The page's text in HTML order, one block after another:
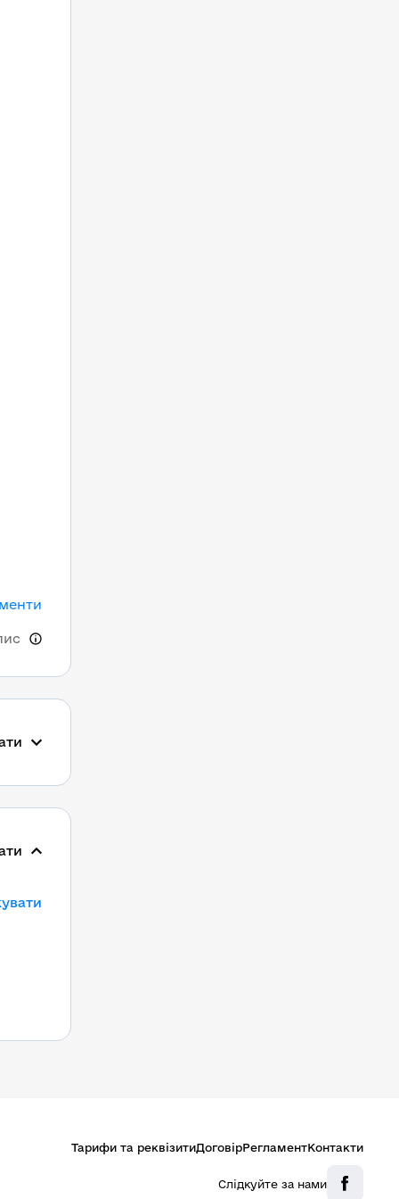
Тарифи та реквізитиДоговірРегламентКонтакти
Слідкуйте за нами